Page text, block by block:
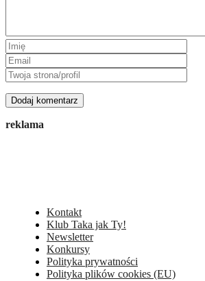
reklama
Kontakt
Klub Taka jak Ty!
Newsletter
Konkursy
Polityka prywatności
Polityka plików cookies (EU)